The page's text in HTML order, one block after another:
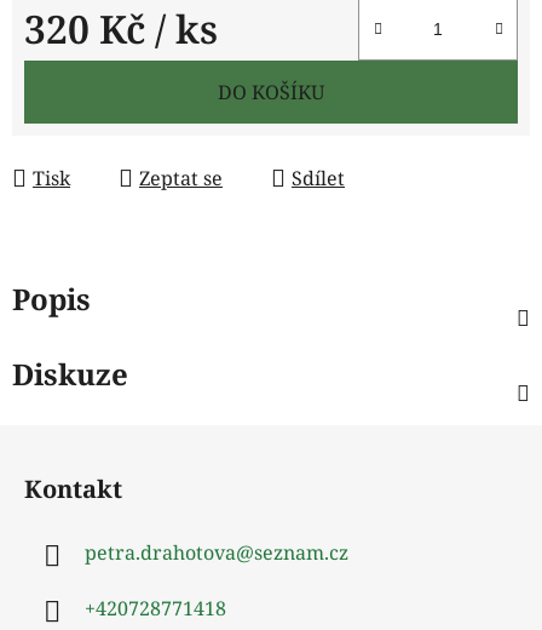
320 Kč / ks
Měrná cena:
DO KOŠÍKU
Tisk Zeptat se Sdílet
Popis
Diskuze
Kontakt
petra.drahotova@seznam.cz
+420728771418